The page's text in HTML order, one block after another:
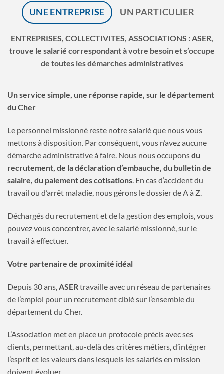
UNE ENTREPRISE UN PARTICULIER
ENTREPRISES, COLLECTIVITES, ASSOCIATIONS : ASER,
trouve le salarié correspondant à votre besoin et s’occupe
de toutes les démarches administratives
Un service simple, une réponse rapide, sur le département
du Cher
Le personnel missionné reste notre salarié que nous vous
mettons à disposition. Par conséquent, vous n’avez aucune
démarche administrative à faire. Nous nous occuponsdu
recrutement, de la déclaration d’embauche, du bulletin de
salaire, du paiement des cotisations. En cas d’accident du
travail ou d’arrêt maladie, nous gérons le dossier de A à Z.
Déchargés du recrutement et de la gestion des emplois, vous
pouvez vous concentrer, avec le salarié missionné, sur le
travail à effectuer.
Votre partenaire de proximité idéal
Depuis 30 ans, ASER travaille avec un réseau de partenaires
de l’emploi pour un recrutement ciblé sur l’ensemble du
département du Cher.
L’Association met en place un protocole précis avec ses
clients, permettant, au-delà des critères métiers, d’intégrer
l’esprit et les valeurs dans lesquels les salariés en mission
doivent évoluer.